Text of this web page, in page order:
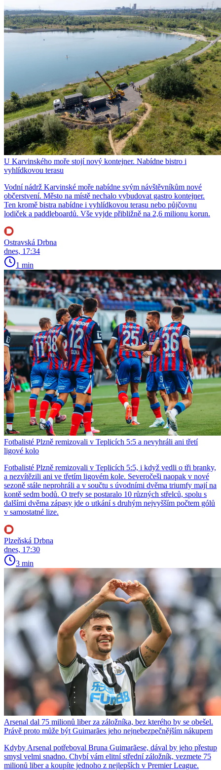
U Karvinského moře stojí nový kontejner. Nabídne bistro i
vyhlídkovou terasu
Vodní nádrž Karvinské moře nabídne svým návštěvníkům nové
občerstvení. Město na místě nechalo vybudovat gastro kontejner.
Ten kromě bistra nabídne i vyhlídkovou terasu nebo půjčovnu
lodiček a paddleboardů. Vše vyjde přibližně na 2,6 milionu korun.
Ostravská Drbna
dnes, 17:34
1 min
Fotbalisté Plzně remizovali v Teplicích 5:5 a nevyhráli ani třetí
ligové kolo
Fotbalisté Plzně remizovali v Teplicích 5:5, i když vedli o tři branky,
a nezvítězili ani ve třetím ligovém kole. Severočeši naopak v nové
sezoně stále neprohráli a v součtu s úvodními dvěma triumfy mají na
kontě sedm bodů. O trefy se postaralo 10 různých střelců, spolu s
dalšími dvěma zápasy jde o utkání s druhým nejvyšším počtem gólů
v samostatné lize.
Plzeňská Drbna
dnes, 17:30
3 min
Arsenal dal 75 milionů liber za záložníka, bez kterého by se obešel.
Právě proto může být Guimarães jeho nejnebezpečnějším nákupem
Kdyby Arsenal potřeboval Bruna Guimarãese, dával by jeho přestup
smysl velmi snadno. Chybí vám elitní střední záložník, vezmete 75
milionů liber a koupíte jednoho z nejlepších v Premier League.